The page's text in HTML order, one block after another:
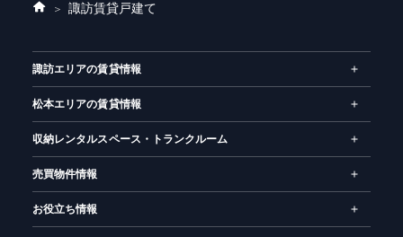
ホ
諏訪賃貸戸建て
諏訪エリアの賃貸情報
松本エリアの賃貸情報
収納レンタルスペース・トランクルーム
売買物件情報
お役立ち情報